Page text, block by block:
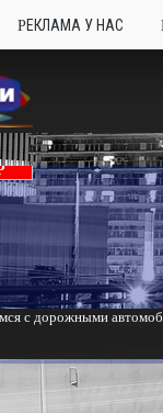
РЕКЛАМА У НАС
с дорожными
быстрый